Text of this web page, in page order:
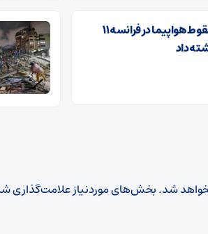
سقوط هواپیما در فرانسه ۱۱
داد
شد.بخش‌های موردنیاز علامت‌گذاری